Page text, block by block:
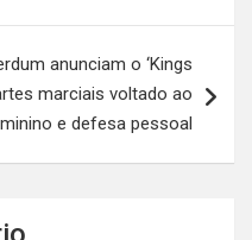
anunciam o ‘Kings
marciais voltado ao
e defesa pessoal